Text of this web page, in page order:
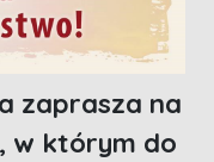
zaprasza na
w którym do